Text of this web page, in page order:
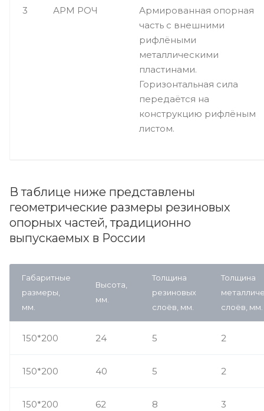
3 АРМ РОЧ
Армированная опорная
часть с внешними
рифлёными
металлическими
пластинами.
Горизонтальная сила
передаётся на
конструкцию рифлёным
листом.
В таблице ниже представлены
геометрические размеры резиновых
опорных частей, традиционно
выпускаемых в России
Габаритные
размеры,
мм.
Высота,
мм.
Толщина
резиновых
слоёв, мм.
Толщина
слоёв, мм.
150*200 24 5 2
150*200 40 5 2
150*200 62 8 3